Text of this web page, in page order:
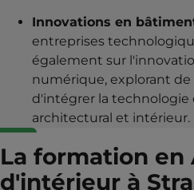
Innovations en
entreprises
également sur
numérique, explorant de
d'intégrer la technologie
architectural et intérieur.
La formation
d'intérieur à